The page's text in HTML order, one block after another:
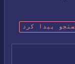
پیدا کرد